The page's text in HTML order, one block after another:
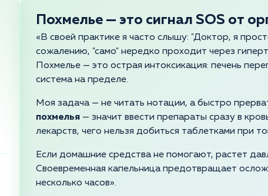
Похмелье — это сигнал SOS от
«В своей практике я часто слышу: "Доктор, я
сожалению, "само" нередко проходит через
Похмелье — это острая интоксикация: печень
система на пределе.
Моя задача — не читать нотации, а быстро
похмелья — значит ввести препараты сразу в
лекарств, чего нельзя добиться таблетками при
Если домашние средства не помогают, растет
Своевременная капельница предотвращает
несколько часов».